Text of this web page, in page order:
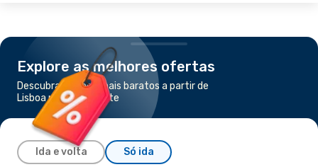
Explore as melhores ofertas
Descubra os voos mais baratos a partir de
Lisboa para Bucareste
Ida e volta Só ida